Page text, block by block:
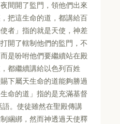
間開了監門，領他們出來
把這生命的道，都講給百
者」指的就是天使，神差
開了轄制他們的監門，不
是吩咐他們要繼續站在殿
都繼續講給以色列百姓
下屬天生命的道能夠勝過
命的道」指的是充滿基督
語。使徒雖然在聖殿傳講
綑綁，然而神透過天使釋